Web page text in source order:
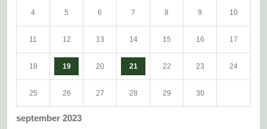
september 2023
4 5 6 7 8 9 10
11 12 13 14 15 16 17
18 19 20 21 22 23 24
25 26 27 28 29 30